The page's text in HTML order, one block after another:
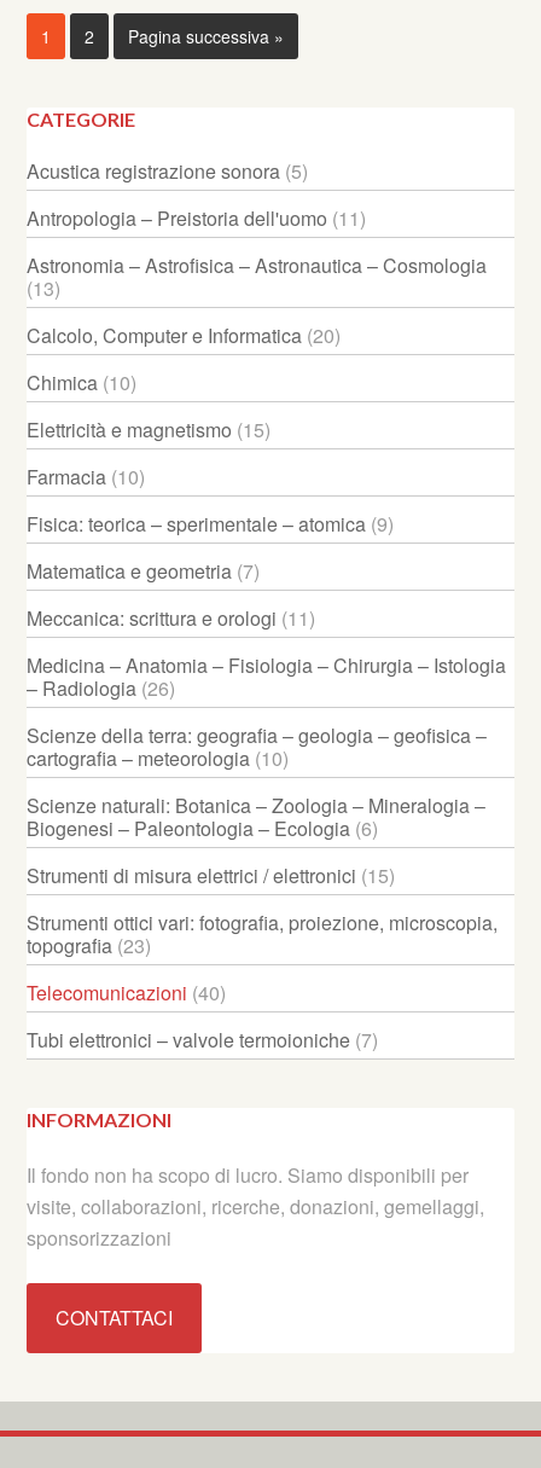
1 2 Pagina successiva »
CATEGORIE
Acustica registrazione sonora (5)
Antropologia – Preistoria dell'uomo (11)
Astronomia – Astrofisica – Astronautica – Cosmologia
(13)
Calcolo, Computer e Informatica (20)
Chimica (10)
Elettricità e magnetismo (15)
Farmacia (10)
Fisica: teorica – sperimentale – atomica (9)
Matematica e geometria (7)
Meccanica: scrittura e orologi (11)
Medicina – Anatomia – Fisiologia – Chirurgia – Istologia
– Radiologia (26)
Scienze della terra: geografia – geologia – geofisica –
cartografia – meteorologia (10)
Scienze naturali: Botanica – Zoologia – Mineralogia –
Biogenesi – Paleontologia – Ecologia (6)
Strumenti di misura elettrici / elettronici (15)
Strumenti ottici vari: fotografia, proiezione, microscopia,
topografia (23)
Telecomunicazioni (40)
Tubi elettronici – valvole termoioniche (7)
INFORMAZIONI
Il fondo non ha scopo di lucro. Siamo disponibili per
visite, collaborazioni, ricerche, donazioni, gemellaggi,
sponsorizzazioni
CONTATTACI